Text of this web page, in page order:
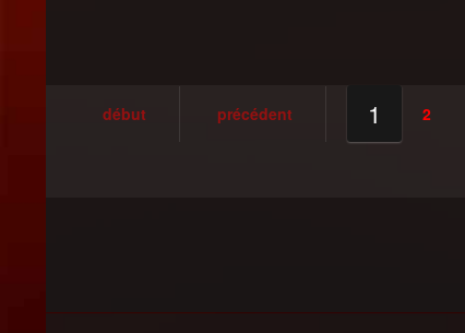
début précédent 1 2